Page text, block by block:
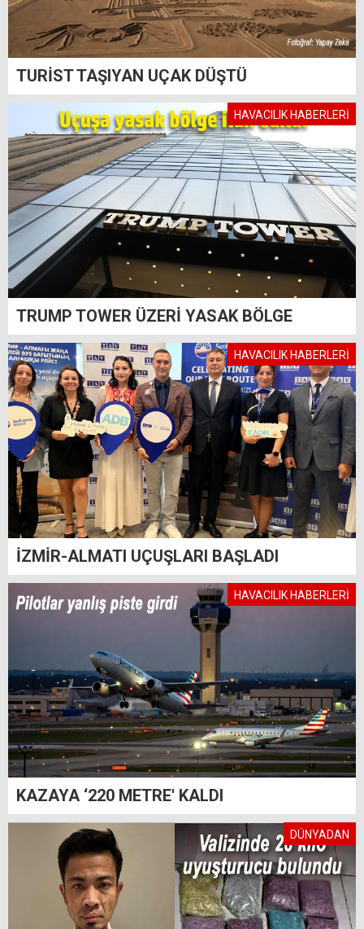
TURİST TAŞIYAN UÇAK DÜŞTÜ
HAVACILIK HABERLERİ
TRUMP TOWER ÜZERİ YASAK BÖLGE
HAVACILIK HABERLERİ
İZMİR-ALMATI UÇUŞLARI BAŞLADI
HAVACILIK HABERLERİ
KAZAYA ‘220 METRE' KALDI
DÜNYADAN